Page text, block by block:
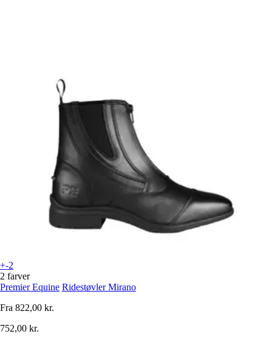
+-2
2 farver
Premier Equine Ridestøvler Mirano
Fra 822,00 kr.
752,00 kr.